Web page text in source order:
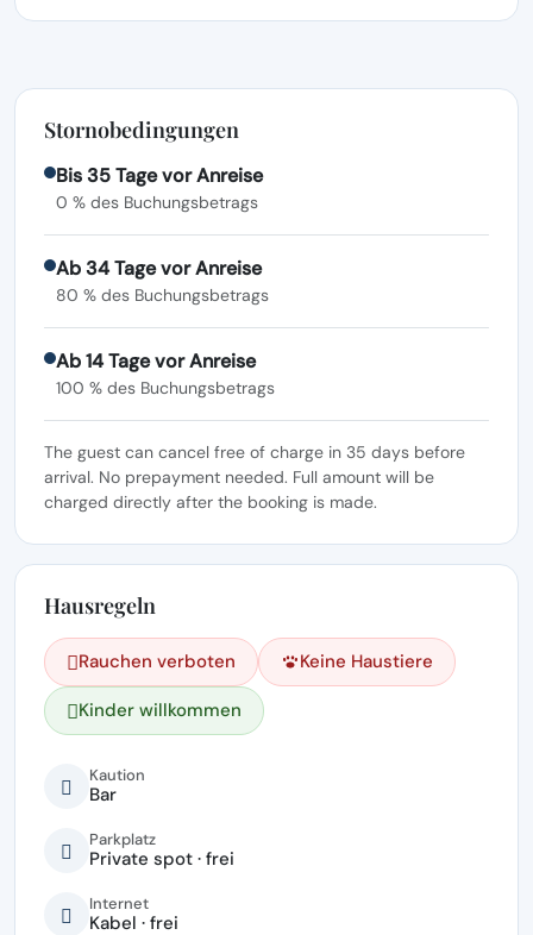
Stornobedingungen
Bis 35 Tage vor Anreise
0 % des Buchungsbetrags
Ab 34 Tage vor Anreise
80 % des Buchungsbetrags
Ab 14 Tage vor Anreise
100 % des Buchungsbetrags
The guest can cancel free of charge in 35 days before
arrival. No prepayment needed. Full amount will be
charged directly after the booking is made.
Hausregeln
Rauchen verboten Keine Haustiere
Kinder willkommen
Kaution
Bar
Parkplatz
Private spot · frei
Internet
Kabel · frei